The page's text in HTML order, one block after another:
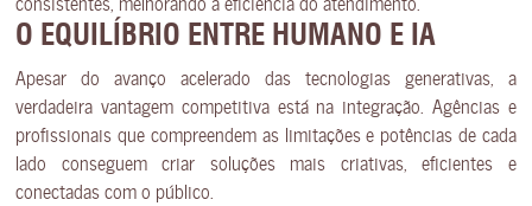
O EQUILÍBRIO ENTRE HUMANO E IA
Apesar do avanço acelerado das tecnologias generativas, a
verdadeira vantagem competitiva está na integração. Agências e
profissionais que compreendem as limitações e potências de cada
lado conseguem criar soluções mais criativas, eficientes e
conectadas com o público.